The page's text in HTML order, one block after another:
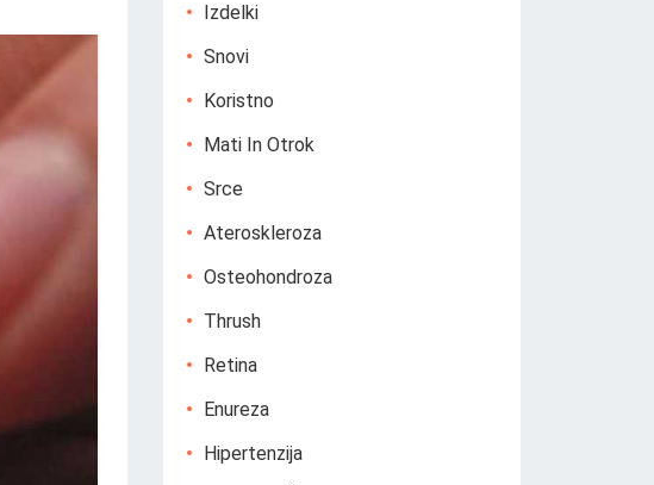
Izdelki
Snovi
Koristno
Mati In Otrok
Srce
Ateroskleroza
Osteohondroza
Thrush
Retina
Enureza
Hipertenzija